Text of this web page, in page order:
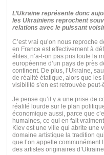
L’Ukraine représente donc
les Ukrainiens reprochent
relations avec le puissant
C’est vrai qu’on nous reproche
en France est effectivement à
élites, n’a-t-on pas pris toute la
européenne d’un pays de près
continent. De plus, l’Ukraine,
de réalité étatique, alors que les
visibilité s’en est retrouvée
Je pense qu’il y a une prise de
réalité lourde sur le plan
économique aussi, parce que
humaines, ce qui en fait
Kiev est une ville qui abrite une
domaine artistique la tradition
que l’on appelle communément
des artistes originaires